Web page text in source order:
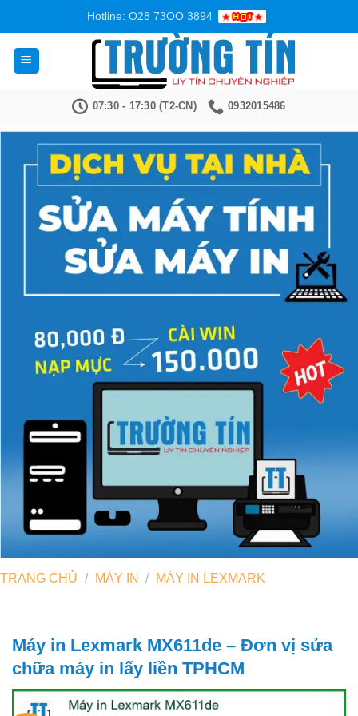
nội
dung
Hotline: O28 73OO 3894
07:30 - 17:30 (T2-CN) 0932015486
TRANG CHỦ / MÁY IN / MÁY IN LEXMARK
Máy in Lexmark MX611de – Đơn vị sửa
chữa máy in lấy liền TPHCM